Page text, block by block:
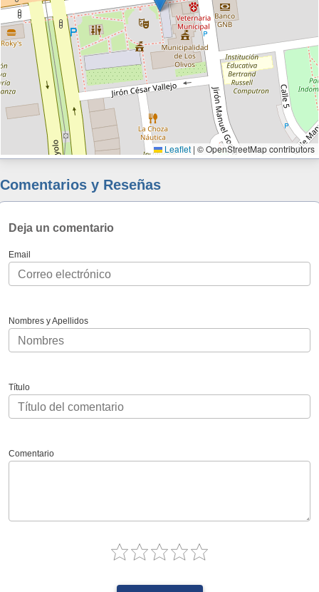
Leaflet | © OpenStreetMap contributors
Comentarios y Reseñas
Deja un comentario
Email
Nombres y Apellidos
Título
Comentario